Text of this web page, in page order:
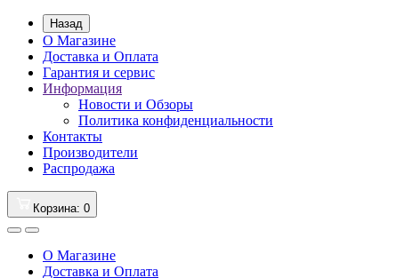
Назад
О Магазине
Доставка и Оплата
Гарантия и сервис
Информация
Новости и Обзоры
Политика конфиденциальности
Контакты
Производители
Распродажа
Корзина: 0
О Магазине
Доставка и Оплата